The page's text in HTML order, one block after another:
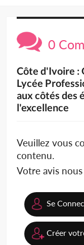
0
Côte d'Ivoire :
Lycée
aux côtés des
l'excellence
Veuillez vous
contenu.
Votre avis
Se
Créer